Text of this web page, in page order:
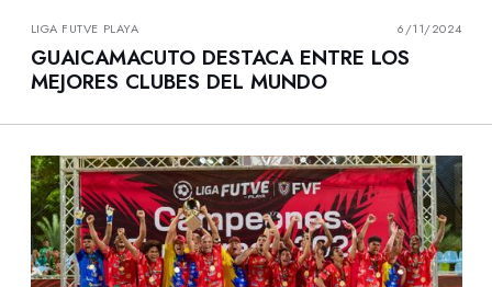
LIGA FUTVE PLAYA 6/11/2024
GUAICAMACUTO DESTACA ENTRE LOS
MEJORES CLUBES DEL MUNDO